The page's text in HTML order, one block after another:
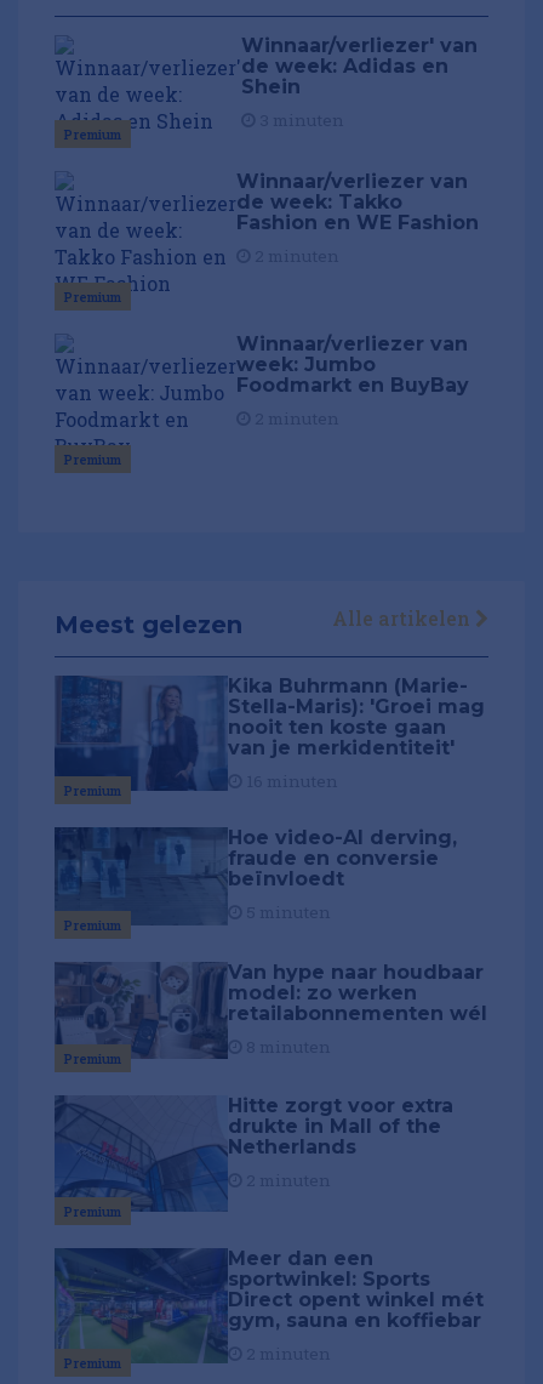
Premium
Winnaar/verliezer' van
de week: Adidas en
Shein
Premium
Winnaar/verliezer van
de week: Takko
Fashion en WE Fashion
Premium
Winnaar/verliezer van
week: Jumbo
Foodmarkt en BuyBay
Meest gelezen Alle artikelen
Premium
Kika Buhrmann (Marie-
Stella-Maris): 'Groei mag
nooit ten koste gaan
van je merkidentiteit'
Premium
Hoe video-AI derving,
fraude en conversie
beïnvloedt
Premium
Van hype naar houdbaar
model: zo werken
retailabonnementen wél
Premium
Hitte zorgt voor extra
drukte in Mall of the
Netherlands
Premium
Meer dan een
sportwinkel: Sports
Direct opent winkel mét
gym, sauna en koffiebar